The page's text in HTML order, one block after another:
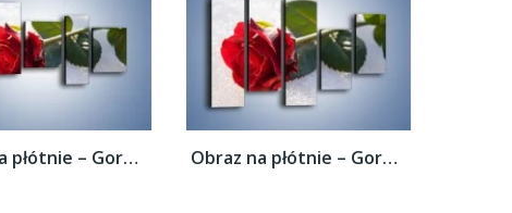
Obraz na płótnie – Gorąca róża na... Obraz na płótnie – Gorąca róża na...